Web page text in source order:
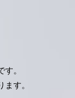
。
す。